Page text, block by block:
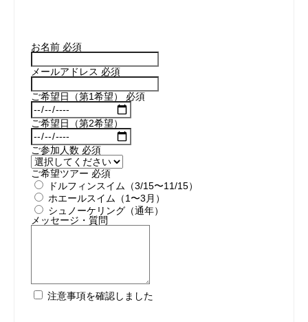
お名前 必須
メールアドレス 必須
ご希望日（第1希望） 必須
ご希望日（第2希望）
ご参加人数 必須
ご希望ツアー 必須
ドルフィンスイム（3/15〜11/15）
ホエールスイム（1〜3月）
シュノーケリング（通年）
メッセージ・質問
注意事項を確認しました